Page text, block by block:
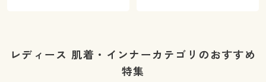
レディース 肌着・インナーカテゴリのおすすめ
特集